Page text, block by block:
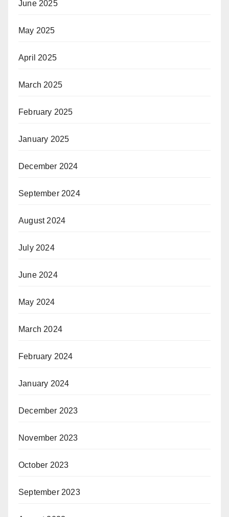
June 2025
May 2025
April 2025
March 2025
February 2025
January 2025
December 2024
September 2024
August 2024
July 2024
June 2024
May 2024
March 2024
February 2024
January 2024
December 2023
November 2023
October 2023
September 2023